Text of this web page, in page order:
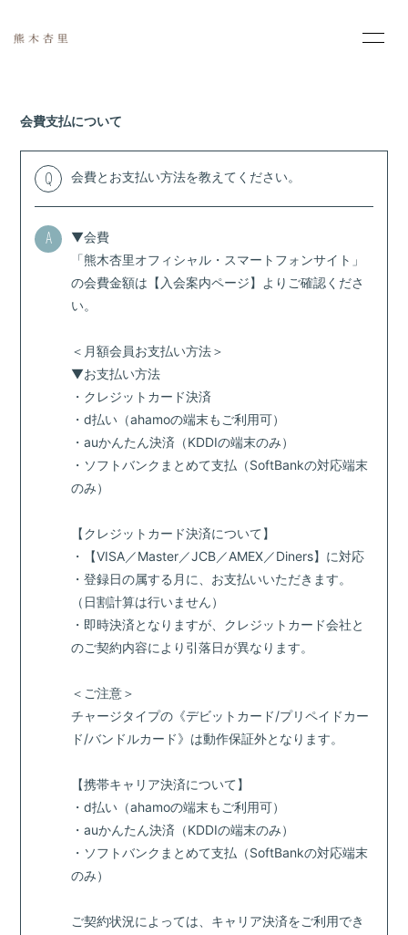
PHOTO
SCHEDULE
DISCOGRAPHY
会員登録 ログイン
会費支払について
Q 会費とお支払い方法を教えてください。
A
▼会費
「熊木杏里オフィシャル・スマートフォンサイト」
の会費金額は【 入会案内ページ】よりご確認くださ
い。
＜月額会員お支払い方法＞
▼お支払い方法
・クレジットカード決済
・d払い（ahamoの端末もご利用可）
・auかんたん決済（KDDIの端末のみ）
・ソフトバンクまとめて支払（SoftBankの対応端末
のみ）
【クレジットカード決済について】
・【VISA／Master／JCB／AMEX／Diners】に対応
・登録日の属する月に、お支払いいただきます。
（日割計算は行いません）
・即時決済となりますが、クレジットカード会社と
のご契約内容により引落日が異なります。
＜ご注意＞
チャージタイプの《デビットカード/プリペイドカー
ド/バンドルカード》は動作保証外となります。
【携帯キャリア決済について】
・d払い（ahamoの端末もご利用可）
・auかんたん決済（KDDIの端末のみ）
・ソフトバンクまとめて支払（SoftBankの対応端末
のみ）
ご契約状況によっては、キャリア決済をご利用でき